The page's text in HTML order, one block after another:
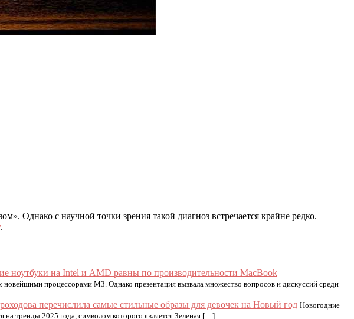
Однако с научной точки зрения такой диагноз встречается крайне редко.
.
ноутбуки на Intel и AMD равны по производительности MacBook
процессорами M3. Однако презентация вызвала множество вопросов и дискуссий среди
перечислила самые стильные образы для девочек на Новый год Новогодние
тренды 2025 года, символом которого является Зеленая […]